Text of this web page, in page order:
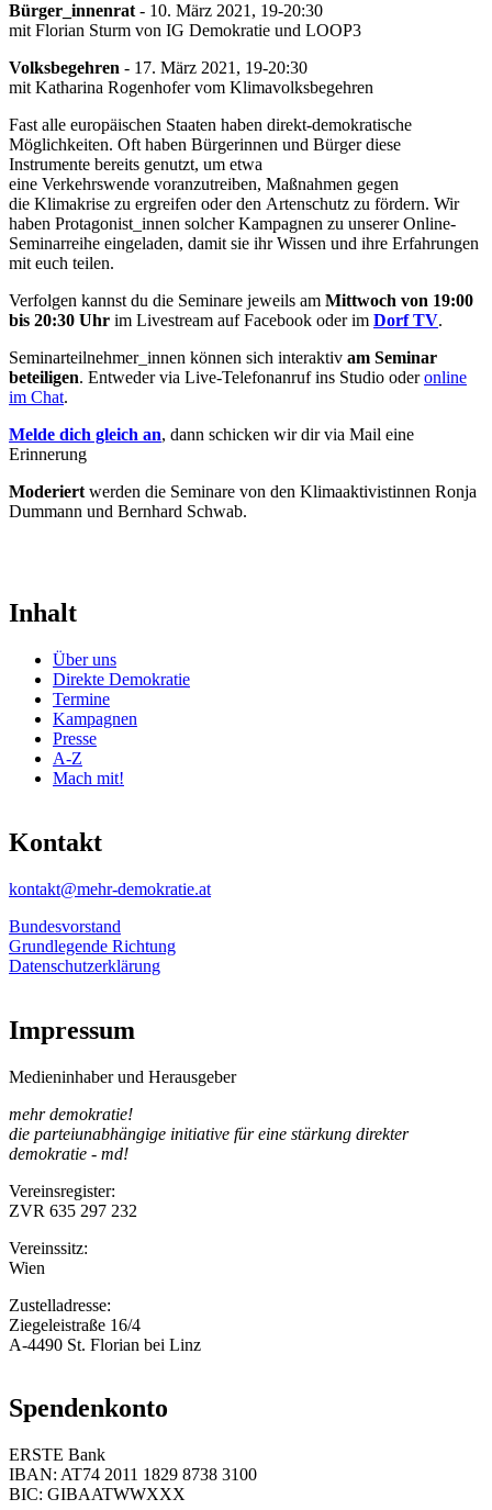
Bürger_innenrat - 10. März 2021, 19-20:30
mit Florian Sturm von IG Demokratie und LOOP3
Volksbegehren - 17. März 2021, 19-20:30
mit Katharina Rogenhofer vom Klimavolksbegehren
Fast alle europäischen Staaten haben direkt-demokratische
Möglichkeiten. Oft haben Bürgerinnen und Bürger diese
Instrumente bereits genutzt, um etwa
eine Verkehrswende voranzutreiben, Maßnahmen gegen
die Klimakrise zu ergreifen oder den Artenschutz zu fördern. Wir
haben Protagonist_innen solcher Kampagnen zu unserer Online-
Seminarreihe eingeladen, damit sie ihr Wissen und ihre Erfahrungen
mit euch teilen.
Verfolgen kannst du die Seminare jeweils am Mittwoch von 19:00
bis 20:30 Uhr im Livestream auf Facebook oder im Dorf TV.
Seminarteilnehmer_innen können sich interaktiv am Seminar
beteiligen. Entweder via Live-Telefonanruf ins Studio oderonline
im Chat.
Melde dich gleich an, dann schicken wir dir via Mail eine
Erinnerung
Moderiert werden die Seminare von den Klimaaktivistinnen Ronja
Dummann und Bernhard Schwab.
Inhalt
Über uns
Direkte Demokratie
Termine
Kampagnen
Presse
A-Z
Mach mit!
Kontakt
kontakt@mehr-demokratie.at
Bundesvorstand
Grundlegende Richtung
Datenschutzerklärung
Impressum
Medieninhaber und Herausgeber
mehr demokratie!
die parteiunabhängige initiative für eine stärkung direkter
demokratie - md!
Vereinsregister:
ZVR 635 297 232
Vereinssitz:
Wien
Zustelladresse:
Ziegeleistraße 16/4
A-4490 St. Florian bei Linz
Spendenkonto
ERSTE Bank
IBAN: AT74 2011 1829 8738 3100
BIC: GIBAATWWXXX